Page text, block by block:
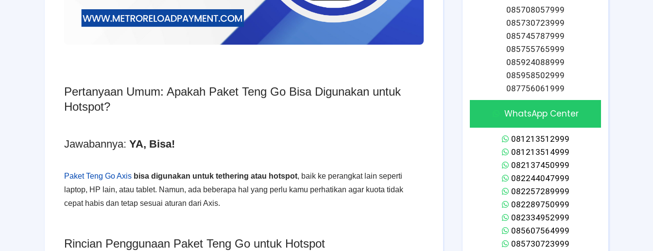
Pertanyaan Umum: Apakah Paket Teng Go Bisa Digunakan untuk
Hotspot?
Jawabannya: YA, Bisa!
Paket Teng Go Axis bisa digunakan untuk tethering atau hotspot, baik ke perangkat lain seperti
laptop, HP lain, atau tablet. Namun, ada beberapa hal yang perlu kamu perhatikan agar kuota tidak
cepat habis dan tetap sesuai aturan dari Axis.
Rincian Penggunaan Paket Teng Go untuk Hotspot
085708057999
085730723999
085745787999
085755765999
085924088999
085958502999
087756061999
WhatsApp Center
081213512999
081213514999
082137450999
082244047999
082257289999
082289750999
082334952999
085607564999
085730723999